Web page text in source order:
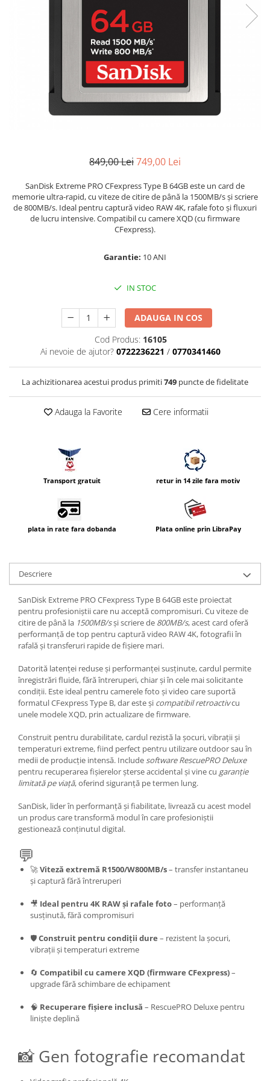
Convertoare pe filet foto video
Inele reductii obiective
Curatare si intretinere
Huse protectie blitz extern
Huse protectie filtre gel
Incarcatoare acumulatori Foto-
Huse protectie acumulatori foto
Adaptoare pentru convertoare sau
Alimentatoare 220V
Huse de ploaie
Microfoane / Reportofoane
Nivela patina
Transmitator de fisiere fara fir
Camere Video Compacte
Declansatoare Radio si Infrarosu
Huse si genti pentru studio
Becuri si lampa blitz studio
Suruburi si piulite, adaptoare de
Calibrare expunere
Imprimante SECOND HAND
Video - Convertoare pe filet
Acumulatori si incarcatoare S.H.
Adaptoare pentru compacte
Diverse S.H.
Genti, huse, curele
849,00 Lei749,00 Lei
SanDisk Extreme PRO CFexpress Type B 64GB este un card de
memorie ultra-rapid, cu viteze de citire de până la 1500MB/s și scriere
de 800MB/s. Ideal pentru captură video RAW 4K, rafale foto și fluxuri
de lucru intensive. Compatibil cu camere XQD (cu firmware
CFexpress).
Garantie: 10 ANI
IN STOC
ADAUGA IN COS
Cod Produs: 16105
Ai nevoie de ajutor? 0722236221 / 0770341460
La achizitionarea acestui produs primiti749 puncte de fidelitate
Adauga la Favorite Cere informatii
Transport gratuit retur in 14 zile fara motiv
plata in rate fara dobanda Plata online prin LibraPay
Descriere
SanDisk Extreme PRO CFexpress Type B 64GB este proiectat
pentru profesioniștii care nu acceptă compromisuri. Cu viteze de
citire de până la 1500MB/sși scriere de 800MB/s, acest card oferă
performanță de top pentru captură video RAW 4K, fotografii în
rafală și transferuri rapide de fișiere mari.
Datorită latenței reduse și performanței susținute, cardul permite
înregistrări fluide, fără întreruperi, chiar și în cele mai solicitante
condiții. Este ideal pentru camerele foto și video care suportă
formatul CFexpress Type B, dar este și compatibil retroactivcu
unele modele XQD, prin actualizare de firmware.
Construit pentru durabilitate, cardul rezistă la șocuri, vibrații și
temperaturi extreme, fiind perfect pentru utilizare outdoor sau în
medii de producție intensă. Include software RescuePRO Deluxe
pentru recuperarea fișierelor șterse accidental și vine cu garanție
limitată pe viață, oferind siguranță pe termen lung.
SanDisk, lider în performanță și fiabilitate, livrează cu acest model
un produs care transformă modul în care profesioniștii
gestionează conținutul digital.
💬
🚀Viteză extremă R1500/W800MB/s– transfer instantaneu
și captură fără întreruperi
🎥 Ideal pentru 4K RAW și rafale foto– performanță
susținută, fără compromisuri
🛡️Construit pentru condiții dure – rezistent la șocuri,
vibrații și temperaturi extreme
🔄 Compatibil cu camere XQD (firmware CFexpress)–
upgrade fără schimbare de echipament
🧠 Recuperare fișiere inclusă – RescuePRO Deluxe pentru
liniște deplină
📸 Gen fotografie recomandat